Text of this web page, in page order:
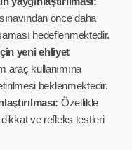
önce daha
hedeflenmektedir.
yeni ehliyet
araç kullanımına
beklenmektedir.
Özellikle
ve refleks testleri